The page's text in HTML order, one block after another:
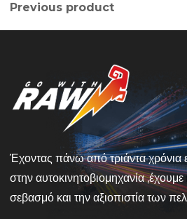
Previous product
Έχοντας πάνω από τριάντα χρόνια
στην αυτοκινητοβιομηχανία ,έχουμε
σεβασμό και την αξιοπιστία των